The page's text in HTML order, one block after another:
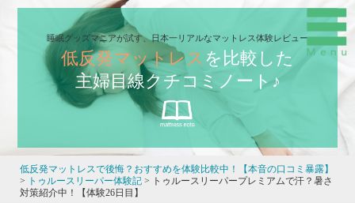
睡眠グッズマニアが試す、日本一リアルなマットレス体験レビュー
低反発マットレス を比較した
主婦目線クチコミノート♪
低反発マットレスで後悔？おすすめを体験比較中！【本音の口コミ暴露】
> トゥルースリーパー体験記 > トゥルースリーパープレミアムで汗？暑さ
対策紹介中！【体験26日目】